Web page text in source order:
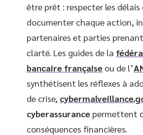
être prêt : respecter les délais
documenter chaque action,
partenaires et parties
clarté. Les guides de la
bancaire française ou de l’
synthétisent les réflexes à
de crise,
cyberassurance permettent
conséquences financières.